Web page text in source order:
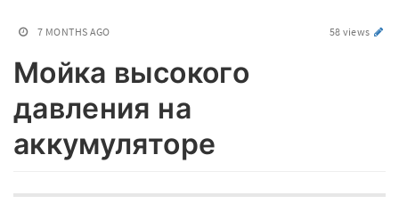
7 MONTHS AGO 58 views
Мойка высокого
давления на
аккумуляторе